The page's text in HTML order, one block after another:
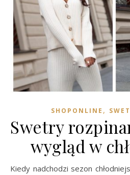
SHOPONLINE ,
Swetry
wygląd w
Kiedy nadchodzi sezon chłodniejszy, jednym z najbardziej